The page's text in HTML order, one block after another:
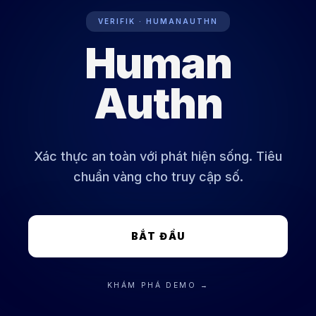
SẴN SÀNG SINH TRẮC HỌC: ĐANG HOẠT ĐỘNG
VERIFIK · HUMANAUTHN
Human
Authn
Xác thực an toàn với phát hiện sống. Tiêu
chuẩn vàng cho truy cập số.
BẮT ĐẦU
KHÁM PHÁ DEMO →